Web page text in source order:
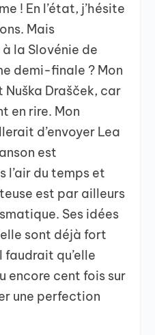
! En l’état, j’hésite
Mais
la Slovénie de
demi-finale ? Mon
Nuška Drašček, car
en rire. Mon
d’envoyer Lea
est
l’air du temps et
est par ailleurs
Ses idées
sont déjà fort
faudrait qu’elle
encore cent fois sur
une perfection